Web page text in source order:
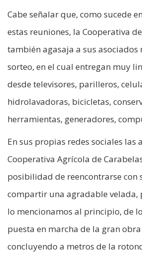
Cabe señalar que, como sucede
estas reuniones, la Cooperativa
también agasaja a sus asociados
sorteo, en el cual entregan muy
desde televisores, parilleros,
hidrolavadoras, bicicletas,
herramientas, generadores,
En sus propias redes sociales las
Cooperativa Agrícola de
posibilidad de reencontrarse con
compartir una agradable velada,
lo mencionamos al principio, de
puesta en marcha de la gran
concluyendo a metros de la